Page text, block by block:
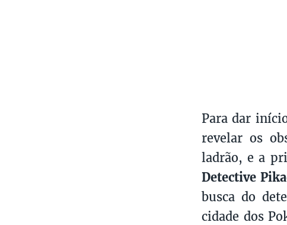
Para dar
revelar os
ladrão, e a
Detective
busca do
cidade dos